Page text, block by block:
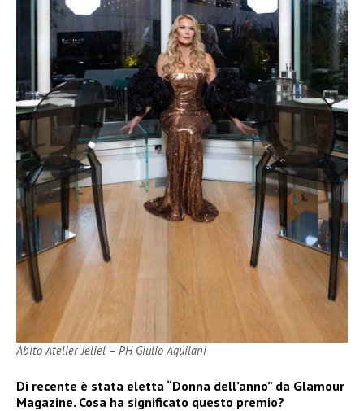
Abito Atelier Jeliel – PH Giulio Aquilani
Di recente è stata eletta “Donna dell’anno” da Glamour
Magazine. Cosa ha significato questo premio?